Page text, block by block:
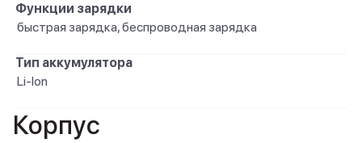
Функции зарядки
быстрая зарядка, беспроводная зарядка
Тип аккумулятора
Li-Ion
Корпус